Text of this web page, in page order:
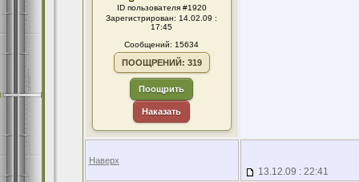
ID пользователя #1920
Зарегистрирован: 14.02.09 :
17:45
Сообщений: 15634
ПООЩРЕНИЙ: 319
Поощрить
Наказать
Наверх
13.12.09 : 22:41